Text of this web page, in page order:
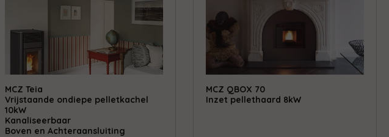
MCZ Teia
Vrijstaande ondiepe pelletkachel
10kW
Kanaliseerbaar
Boven en Achteraansluiting
MCZ QBOX 70
Inzet pellethaard 8kW